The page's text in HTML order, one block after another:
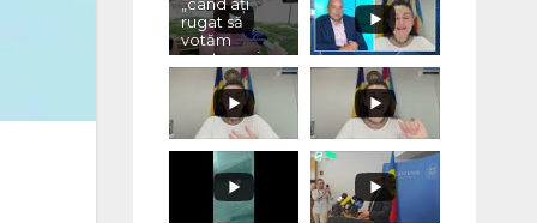
rugat să
votăm
pentru voi,
ce ați
promis?"